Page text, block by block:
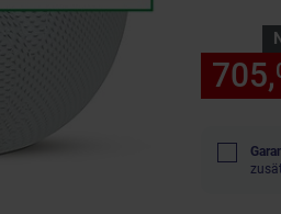
705,